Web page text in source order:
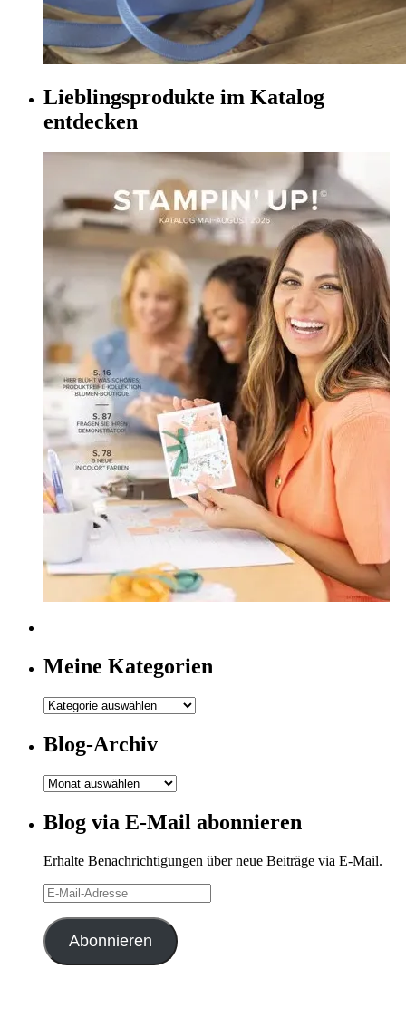
Lieblingsprodukte im Katalog
entdecken
Meine Kategorien
Meine
Blog-Archiv
Blog-
Blog via E-Mail abonnieren
Erhalte Benachrichtigungen über neue Beiträge via E-Mail.
E-
Mail-
Adresse
Abonnieren